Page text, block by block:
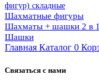
фигур) складные
Шахматные фигуры
Шахматы + шашки 2 в 1
Шашки
Главная Каталог 0
Связаться с нами